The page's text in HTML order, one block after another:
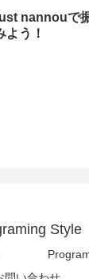
nannouで
よう！
Style